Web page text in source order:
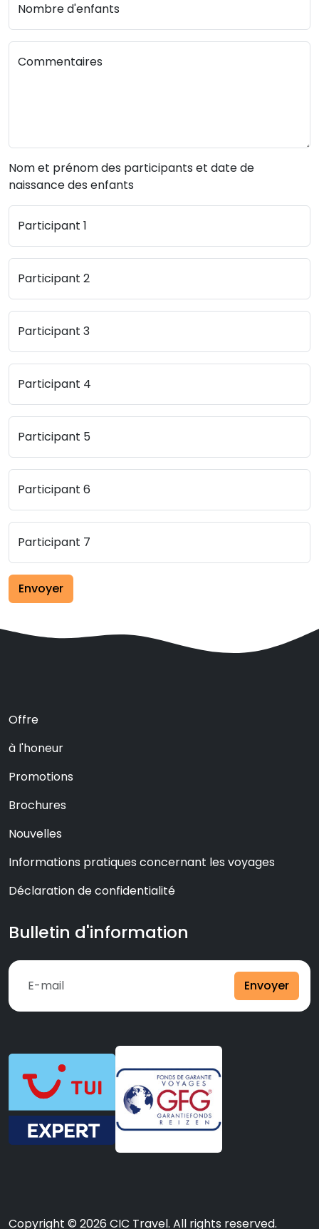
Nombre d'enfants
Commentaires
Nom et prénom des participants et date de
naissance des enfants
Participant 1
Participant 2
Participant 3
Participant 4
Participant 5
Participant 6
Participant 7
Envoyer
Offre
à l'honeur
Promotions
Brochures
Nouvelles
Informations pratiques concernant les voyages
Déclaration de confidentialité
Bulletin d'information
Envoyer
Copyright © 2026 CIC Travel. All rights reserved.